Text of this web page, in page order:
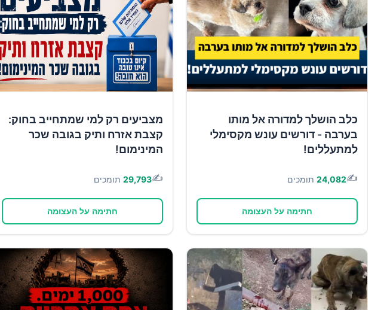
כלב הושלך למדורה אל מותו
בערבה - דורשים עונש מקסימלי
למתעללים!
✍️
24,082 תומכים
חתימה על העצומה
מצביעים רק למי שמתחייב בחוק:
קצבת אזרח ותיק בגובה שכר
המינימום!
✍️
29,793 תומכים
חתימה על העצומה